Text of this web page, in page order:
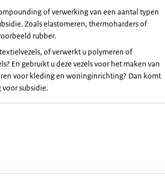
of verwerking van een aantal typen
Zoals elastomeren, thermoharders of
rubber.
of verwerkt u polymeren of
En gebruikt u deze vezels voor het maken van
voor kleding en woninginrichting? Dan komt
subsidie.